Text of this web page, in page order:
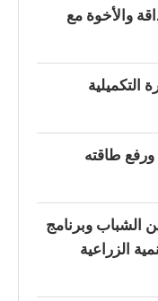
والأخوة مع
التكميلية
طاقته
الشباب وبرنامج
الزراعية